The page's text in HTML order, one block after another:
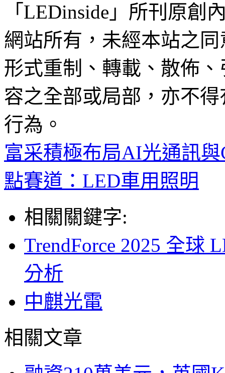
「LEDinside」所刊原創
網站所有，未經本站之
形式重制、轉載、散佈
容之全部或局部，亦不
行為。
富采積極布局AI光通訊與
點賽道：LED車用照明
相關關鍵字:
TrendForce 2025 全球
分析
中麒光電
相關文章